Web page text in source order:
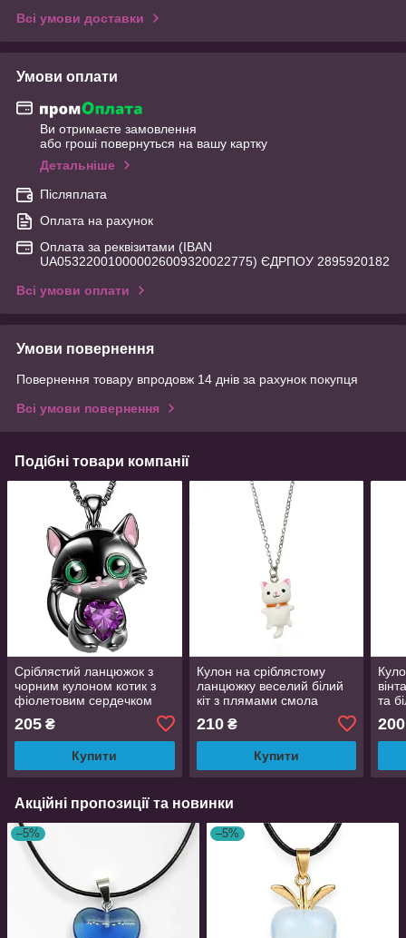
Всі умови доставки
Умови оплати
Ви отримаєте замовлення
або гроші повернуться на вашу картку
Детальніше
Післяплата
Оплата на рахунок
Оплата за реквізитами (IBAN
UA053220010000026009320022775) ЄДРПОУ 2895920182
Всі умови оплати
Умови повернення
Повернення товару впродовж 14 днів за рахунок покупця
Всі умови повернення
Подібні товари компанії
Сріблястий ланцюжок з
чорним кулоном котик з
фіолетовим сердечком
очима 3.5 см 44+6 см
205 ₴
Купити
Кулон на сріблястому
ланцюжку веселий білий
кіт з плямами смола
нержавіюча сталь 2.9 см
45+5 см
210₴
Купити
та
200
Акційні пропозиції та новинки
–5% –5%